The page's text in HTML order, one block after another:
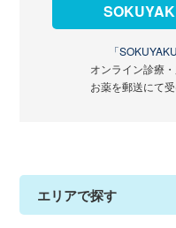
「SOKUYAKU
オンライン診療
お薬を郵送にて
エリアで探す